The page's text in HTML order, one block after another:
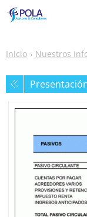
Inicio Nuestros